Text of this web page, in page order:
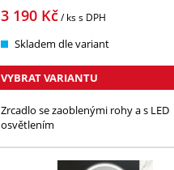
3 190Kč/ kss DPH
Skladem dle variant
VYBRAT VARIANTU
Zrcadlo se zaoblenými rohy a s LED
osvětlením